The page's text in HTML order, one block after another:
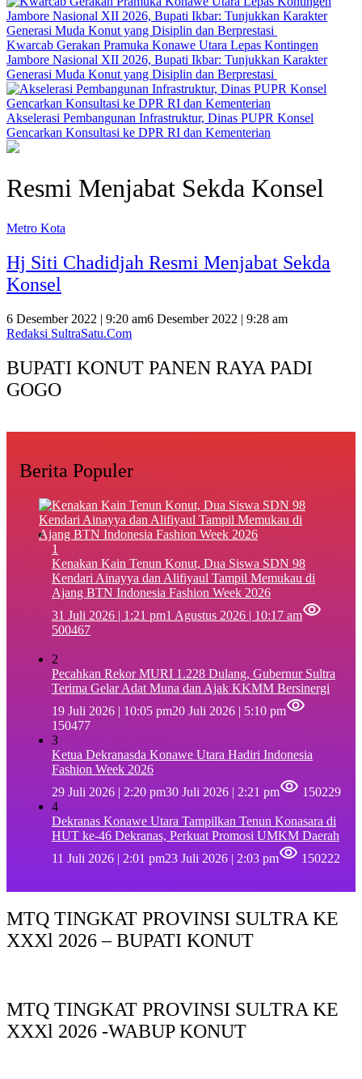
‎Kwarcab Gerakan Pramuka Konawe Utara Lepas Kontingen
Jambore Nasional XII 2026, Bupati Ikbar: Tunjukkan Karakter
Generasi Muda Konut yang Disiplin dan Berprestasi ‎
Akselerasi Pembangunan Infrastruktur, Dinas PUPR Konsel
Gencarkan Konsultasi ke DPR RI dan Kementerian
Resmi Menjabat Sekda Konsel
Metro Kota
Hj Siti Chadidjah Resmi Menjabat Sekda
Konsel
6 Desember 2022 | 9:20 am6 Desember 2022 | 9:28 am
Redaksi SultraSatu.Com
BUPATI KONUT PANEN RAYA PADI
GOGO
Berita Populer
1
‎Kenakan Kain Tenun Konut, Dua Siswa SDN 98
Kendari Ainayya dan Alifiyaul Tampil Memukau di
Ajang BTN Indonesia Fashion Week 2026
31 Juli 2026 | 1:21 pm1 Agustus 2026 | 10:17 am
500467
2
Pecahkan Rekor MURI 1.228 Dulang, Gubernur Sultra
Terima Gelar Adat Muna dan Ajak KKMM Bersinergi
19 Juli 2026 | 10:05 pm20 Juli 2026 | 5:10 pm
150477
3
Ketua Dekranasda Konawe Utara Hadiri Indonesia
Fashion Week 2026
29 Juli 2026 | 2:20 pm30 Juli 2026 | 2:21 pm
150229
4
Dekranas Konawe Utara Tampilkan Tenun Konasara di
HUT ke-46 Dekranas, Perkuat Promosi UMKM Daerah
11 Juli 2026 | 2:01 pm23 Juli 2026 | 2:03 pm 150222
MTQ TINGKAT PROVINSI SULTRA KE
XXXl 2026 – BUPATI KONUT
MTQ TINGKAT PROVINSI SULTRA KE
XXXl 2026 -WABUP KONUT